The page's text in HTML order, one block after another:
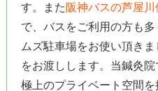
す。また 阪神バスの芦屋
で、バスをご利用の方も
ムズ駐車場をお使い頂きま
をお渡しします。当鍼灸
極上のプライベート空間を